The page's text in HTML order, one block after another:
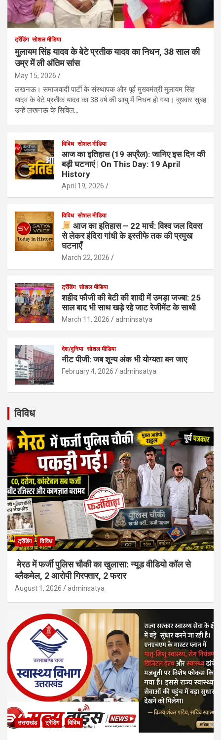
ट्रेंडिंग सोशल मीडिया
मुलायम सिंह यादव के बेटे प्रतीक यादव का निधन, 38 साल की
उम्र में ली अंतिम सांस
May 15, 2026
लखनऊ। समाजवादी पार्टी के संस्थापक और पूर्व मुख्यमंत्री मुलायम सिंह
यादव के बेटे प्रतीक यादव का 38 वर्ष की आयु में निधन हो गया। बुधवार सुबह
उन्हें लखनऊ के सिविल…
विविध सोशल मीडिया
आज का इतिहास (19 अप्रैल): जानिए इस दिन की
बड़ी घटनाएं | On This Day: 19 April
History
April 19, 2026
विविध सोशल मीडिया
आज का इतिहास – 22 मार्च: विश्व जल दिवस
से लेकर इंदिरा गांधी के इस्तीफे तक की प्रमुख
घटनाएँ
March 22, 2026
ट्रेंडिंग सोशल मीडिया
शहीद फौजी की बेटी की शादी में उमड़ा जज्बा: 25
साल बाद भी साथ खड़े रहे जाट रेजीमेंट के साथी
March 11, 2026 adminsatya
देश/दुनिया सोशल मीडिया
नीट पीजी: जब शून्य अंक भी योग्यता बन जाए
February 4, 2026 adminsatya
विविध
ट्रेंडिंग विविध
मेरठ में फर्जी पुलिस चौकी का खुलासा: न्यूड वीडियो कॉल से
ब्लैकमेल, 2 आरोपी गिरफ्तार, 2 फरार
August 1, 2026 adminsatya
उत्तराखंड ट्रेंडिंग विविध